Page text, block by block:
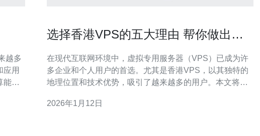
应用
能力
选择香港VPS的五大理由 帮你做出明
在现代互联网环境中，虚拟专用服务器（VPS）已成为许
多企业和个人用户的首选。尤其是香港VPS，以其独特的
地理位置和技术优势，吸引了越来越多的用户。本文将为
指南，帮助您做出明智的决策。 1. 优越的网络速度 香港位
2026年1月12日